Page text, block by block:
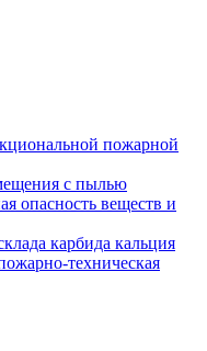
пожарной
с пылью
опасность веществ и
карбида кальция
техническая